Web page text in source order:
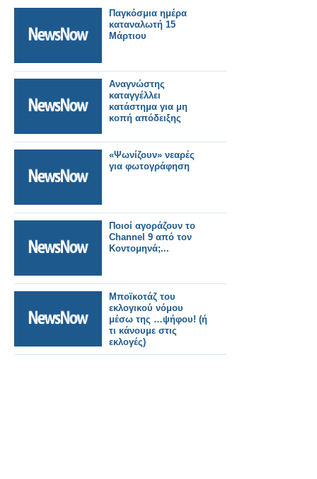
Παγκόσμια ημέρα
καταναλωτή 15
Μάρτιου
Αναγνώστης
καταγγέλλει
κατάστημα για μη
κοπή απόδειξης
«Ψωνίζουν» νεαρές
για φωτογράφηση
Ποιοί αγοράζουν το
Channel 9 από τον
Κοντομηνά;...
Μποϊκοτάζ του
εκλογικού νόμου
μέσω της …ψήφου! (ή
τι κάνουμε στις
εκλογές)